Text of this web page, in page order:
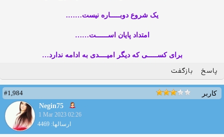
یک شروع دوبـــــاره نیست…….
امتداد پایان اســــــت……
برای کســـــی که دیگر امیــــدی به ادامه ندارد…
پاسخ بازگفت
کاربر
#1,984
Negin75
1 Mar 2023 02:26
ارسالها: 4469